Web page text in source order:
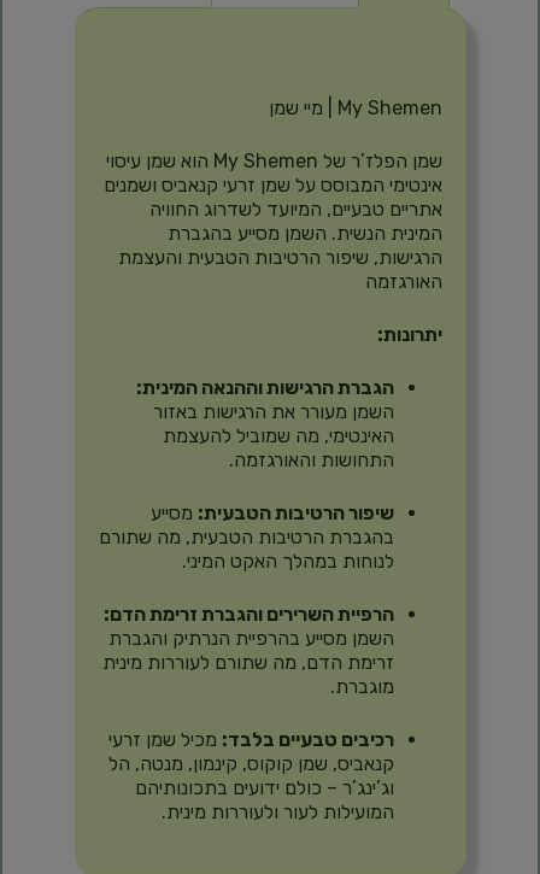
My Shemen | מיי שמן
שמן הפלז’ר של My Shemen הוא שמן עיסוי
אינטימי המבוסס על שמן זרעי קנאביס ושמנים
אתריים טבעיים, המיועד לשדרוג החוויה
המינית הנשית. השמן מסייע בהגברת
הרגישות, שיפור הרטיבות הטבעית והעצמת
האורגזמה
יתרונות:
הגברת הרגישות וההנאה המינית:
השמן מעורר את הרגישות באזור
האינטימי, מה שמוביל להעצמת
התחושות והאורגזמה.
שיפור הרטיבות הטבעית: מסייע
בהגברת הרטיבות הטבעית, מה שתורם
לנוחות במהלך האקט המיני.
הרפיית השרירים והגברת זרימת הדם:
השמן מסייע בהרפיית הנרתיק והגברת
זרימת הדם, מה שתורם לעוררות מינית
מוגברת.
רכיבים טבעיים בלבד: מכיל שמן זרעי
קנאביס, שמן קוקוס, קינמון, מנטה, הל
וג’ינג’ר – כולם ידועים בתכונותיהם
המועילות לעור ולעוררות מינית.